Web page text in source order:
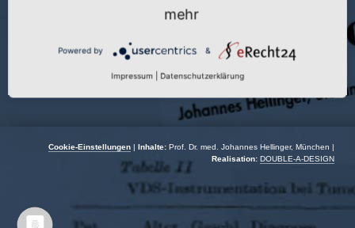
Cookie-Einstellungen | Inhalte: Prof. Dr. med. Johannes Hellinger, München |
Realisation: DOUBLE-A-DESIGN
mehr
Powered by &
Impressum Datenschutzerklärung